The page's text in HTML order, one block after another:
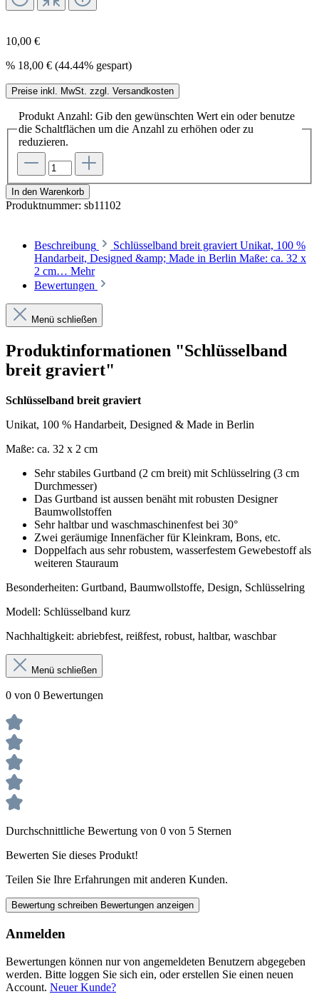
10,00 €
% 18,00 € (44.44% gespart)
Preise inkl. MwSt. zzgl. Versandkosten
Produkt Anzahl: Gib den gewünschten Wert ein oder benutze
die Schaltflächen um die Anzahl zu erhöhen oder zu
reduzieren.
In den Warenkorb
Produktnummer: sb11102
Beschreibung
Schlüsselband breit graviert Unikat, 100 %
Handarbeit, Designed &amp; Made in Berlin Maße: ca. 32 x
2 cm… Mehr
Bewertungen
Menü schließen
Produktinformationen "Schlüsselband
breit graviert"
Schlüsselband breit graviert
Unikat, 100 % Handarbeit, Designed & Made in Berlin
Maße: ca. 32 x 2 cm
Sehr stabiles Gurtband (2 cm breit) mit Schlüsselring (3 cm
Durchmesser)
Das Gurtband ist aussen benäht mit robusten Designer
Baumwollstoffen
Sehr haltbar und waschmaschinenfest bei 30°
Zwei geräumige Innenfächer für Kleinkram, Bons, etc.
Doppelfach aus sehr robustem, wasserfestem Gewebestoff als
weiteren Stauraum
Besonderheiten: Gurtband, Baumwollstoffe, Design, Schlüsselring
Modell: Schlüsselband kurz
Nachhaltigkeit: abriebfest, reißfest, robust, haltbar, waschbar
Menü schließen
0 von 0 Bewertungen
Durchschnittliche Bewertung von 0 von 5 Sternen
Bewerten Sie dieses Produkt!
Teilen Sie Ihre Erfahrungen mit anderen Kunden.
Bewertung schreiben Bewertungen anzeigen
Anmelden
Bewertungen können nur von angemeldeten Benutzern abgegeben
werden. Bitte loggen Sie sich ein, oder erstellen Sie einen neuen
Account. Neuer Kunde?